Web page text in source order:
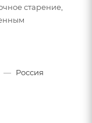
старение,
— Россия